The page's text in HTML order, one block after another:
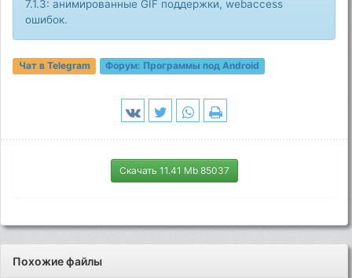
7.1.3: анимированные GIF поддержки, webaccess
ошибок.
Чат в Telegram Форум: Программы под Android
Скачать 11.41 Mb 85037
Похожие файлы